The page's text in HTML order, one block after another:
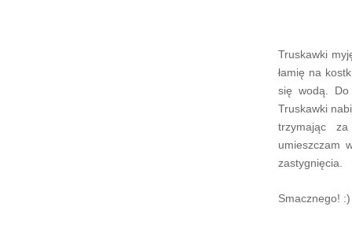
Truskawki
łamię na
się wodą. Do
Truskawki
trzymając
umieszczam
zastygnięcia.
Smacznego! :)